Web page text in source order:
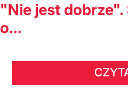
"Nie jest dobrze".
o...